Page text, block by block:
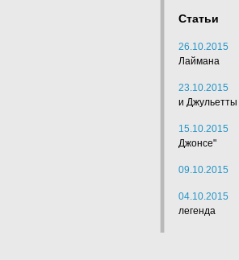
Статьи
26.10.2015
Лаймана
23.10.2015
и Джульетты
15.10.2015
Джонсе"
09.10.2015
04.10.2015
легенда